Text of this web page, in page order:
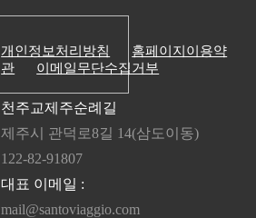
개인정보처리방침
홈페이지이용약
관
이메일무단수집거부
천주교제주순례길
제주시 관덕로8길 14(삼도이동)
122-82-91807
대표 이메일 :
mail@santoviaggio.com